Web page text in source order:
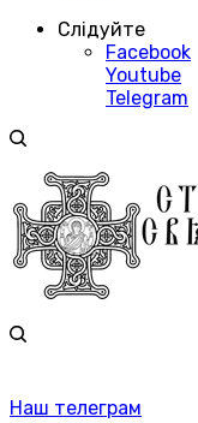
Слідуйте
Facebook
Youtube
Telegram
Наш телеграм